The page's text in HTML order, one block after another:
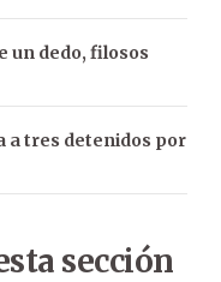
un dedo, filosos
a tres detenidos por
sección